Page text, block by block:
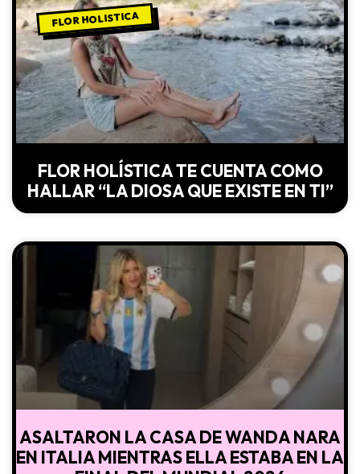
FLOR HOLISTICA
FLOR HOLÍSTICA TE CUENTA COMO
HALLAR “LA DIOSA QUE EXISTE EN TI”
ASALTARON LA CASA DE WANDA NARA
EN ITALIA MIENTRAS ELLA ESTABA EN LA